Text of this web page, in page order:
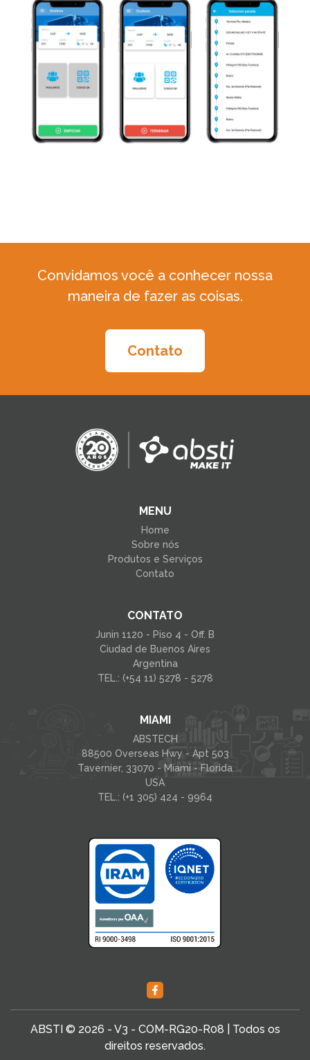
Convidamos você a conhecer nossa
maneira de fazer as coisas.
Contato
MENU
Home
Sobre nós
Produtos e Serviços
Contato
CONTATO
Junin 1120 - Piso 4 - Off. B
Ciudad de Buenos Aires
Argentina
TEL.: (+54 11) 5278 - 5278
MIAMI
ABSTECH
88500 Overseas Hwy - Apt 503
Tavernier, 33070 - Miami - Florida
USA
TEL.: (+1 305) 424 - 9964
ABSTI © 2026 - V3 - COM-RG20-R08 | Todos os
direitos reservados.